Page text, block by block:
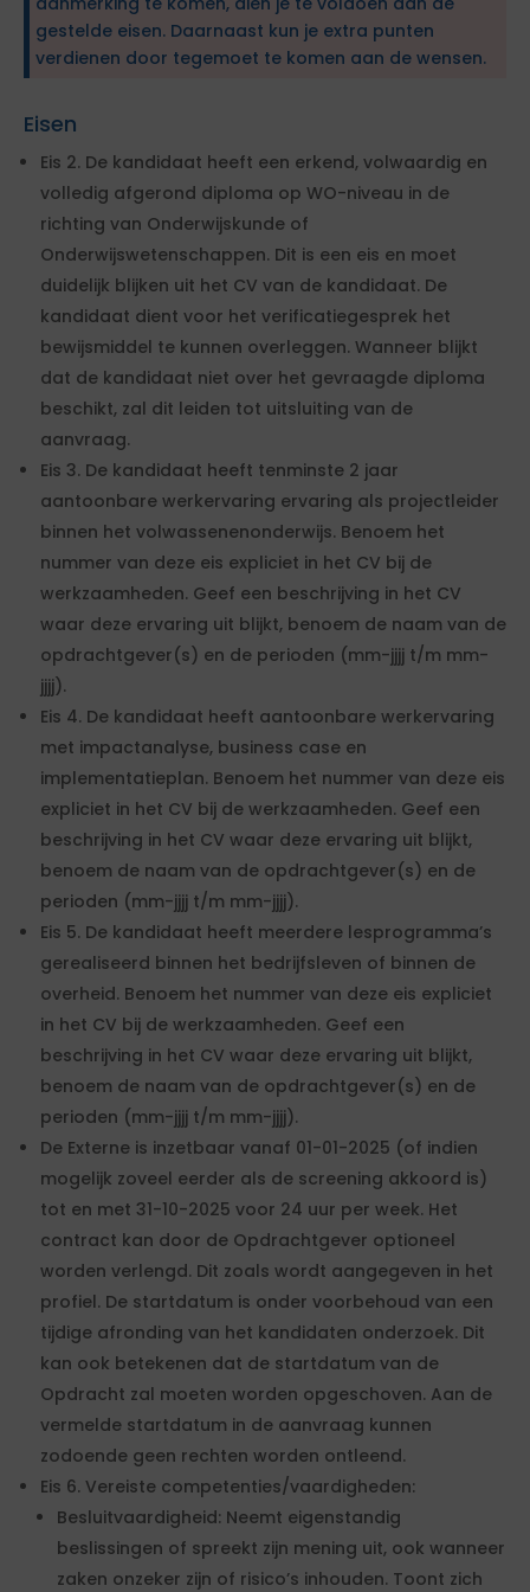
gestelde eisen. Daarnaast kun je extra punten
verdienen door tegemoet te komen aan de wensen.
Eisen
Eis 2. De kandidaat heeft een erkend, volwaardig en
volledig afgerond diploma op WO-niveau in de
richting van Onderwijskunde of
Onderwijswetenschappen. Dit is een eis en moet
duidelijk blijken uit het CV van de kandidaat. De
kandidaat dient voor het verificatiegesprek het
bewijsmiddel te kunnen overleggen. Wanneer blijkt
dat de kandidaat niet over het gevraagde diploma
beschikt, zal dit leiden tot uitsluiting van de
aanvraag.
Eis 3. De kandidaat heeft tenminste 2 jaar
aantoonbare werkervaring ervaring als projectleider
binnen het volwassenenonderwijs. Benoem het
nummer van deze eis expliciet in het CV bij de
werkzaamheden. Geef een beschrijving in het CV
waar deze ervaring uit blijkt, benoem de naam van de
opdrachtgever(s) en de perioden (mm-jjjj t/m mm-
jjjj).
Eis 4. De kandidaat heeft aantoonbare werkervaring
met impactanalyse, business case en
implementatieplan. Benoem het nummer van deze eis
expliciet in het CV bij de werkzaamheden. Geef een
beschrijving in het CV waar deze ervaring uit blijkt,
benoem de naam van de opdrachtgever(s) en de
perioden (mm-jjjj t/m mm-jjjj).
Eis 5. De kandidaat heeft meerdere lesprogramma’s
gerealiseerd binnen het bedrijfsleven of binnen de
overheid. Benoem het nummer van deze eis expliciet
in het CV bij de werkzaamheden. Geef een
beschrijving in het CV waar deze ervaring uit blijkt,
benoem de naam van de opdrachtgever(s) en de
perioden (mm-jjjj t/m mm-jjjj).
De Externe is inzetbaar vanaf 01-01-2025 (of indien
mogelijk zoveel eerder als de screening akkoord is)
tot en met 31-10-2025 voor 24 uur per week. Het
contract kan door de Opdrachtgever optioneel
worden verlengd. Dit zoals wordt aangegeven in het
profiel. De startdatum is onder voorbehoud van een
tijdige afronding van het kandidaten onderzoek. Dit
kan ook betekenen dat de startdatum van de
Opdracht zal moeten worden opgeschoven. Aan de
vermelde startdatum in de aanvraag kunnen
zodoende geen rechten worden ontleend.
Eis 6. Vereiste competenties/vaardigheden:
Besluitvaardigheid: Neemt eigenstandig
beslissingen of spreekt zijn mening uit, ook wanneer
zaken onzeker zijn of risico’s inhouden. Toont zich